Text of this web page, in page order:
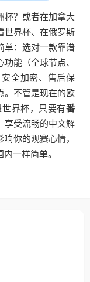
？或者在加拿大
世界杯、在俄罗斯
单：选对一款靠谱
功能（全球节点、
全加密、售后保
。不管是现在的欧
界杯，只要有番
享受流畅的中文解
你的观赛心情，
一样简单。